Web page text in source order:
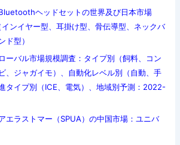
ヘッドセットの世界及び日本市場
ンイヤー型、耳掛け型、骨伝導型、ネックバ
ド型）
ーバル市場規模調査：タイプ別（飼料、コン
、ジャガイモ）、自動化レベル別（自動、手
タイプ別（ICE、電気）、地域別予測：2022-
エラストマー（SPUA）の中国市場：ユニバ